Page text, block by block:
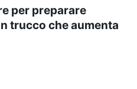
per preparare
trucco che aumenta